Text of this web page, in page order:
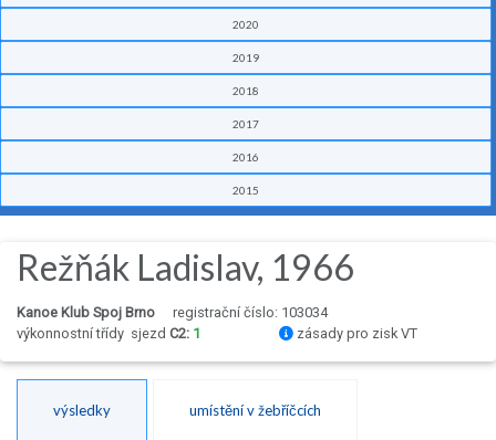
2020
2019
2018
2017
2016
2015
Režňák Ladislav, 1966
Kanoe Klub Spoj Brno
registrační číslo: 103034
výkonnostní třídy sjezd C2: 1 zásady pro zisk VT
výsledky umístění v žebříčcích